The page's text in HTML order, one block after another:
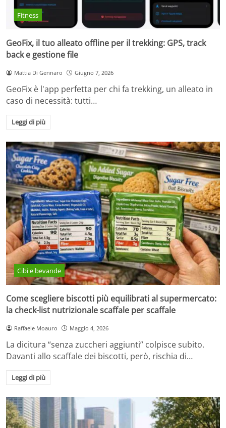
Fitness
GeoFix, il tuo alleato offline per il trekking: GPS, track
back e gestione file
Mattia Di Gennaro Giugno 7, 2026
GeoFix è l'app perfetta per chi fa trekking, un alleato in
caso di necessità: tutti…
Leggi di più
Cibi e bevande
Come scegliere biscotti più equilibrati al supermercato:
la check-list nutrizionale scaffale per scaffale
Raffaele Moauro Maggio 4, 2026
La dicitura “senza zuccheri aggiunti” colpisce subito.
Davanti allo scaffale dei biscotti, però, rischia di…
Leggi di più